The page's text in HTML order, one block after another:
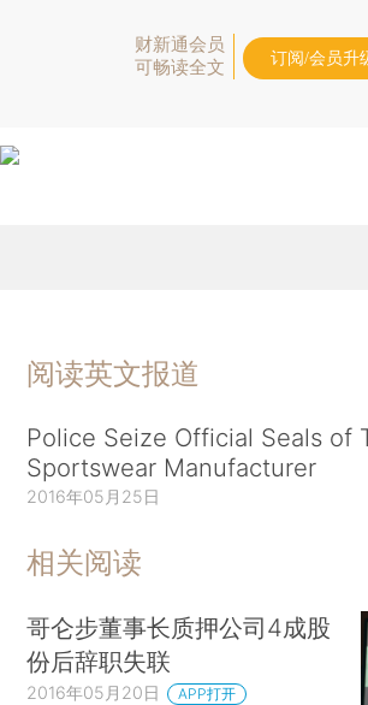
财新通会员
可畅读全文
订阅/会员升
阅读英文报道
Police Seize Official Seals of
Sportswear Manufacturer
2016年05月25日
相关阅读
哥仑步董事长质押公司4成股
份后辞职失联
2016年05月20日 APP打开